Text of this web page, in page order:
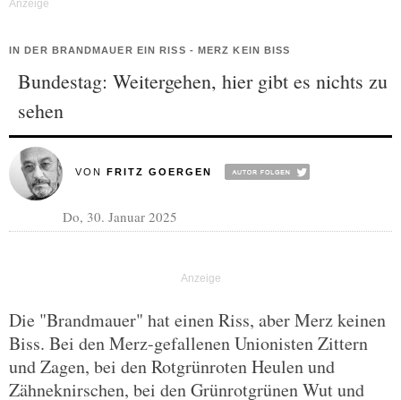
IN DER BRANDMAUER EIN RISS - MERZ KEIN BISS
Bundestag: Weitergehen, hier gibt es nichts zu
sehen
VON FRITZ GOERGEN
Do, 30. Januar 2025
Die "Brandmauer" hat einen Riss, aber Merz keinen
Biss. Bei den Merz-gefallenen Unionisten Zittern
und Zagen, bei den Rotgrünroten Heulen und
Zähneknirschen, bei den Grünrotgrünen Wut und